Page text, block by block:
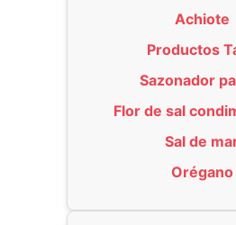
Achiote
Productos
Sazonador
Flor de sal
Sal de
Orégano